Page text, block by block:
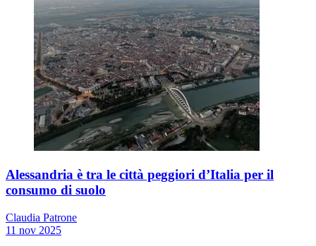
Alessandria è tra le città peggiori d’Italia per il
consumo di suolo
Claudia Patrone
11 nov 2025